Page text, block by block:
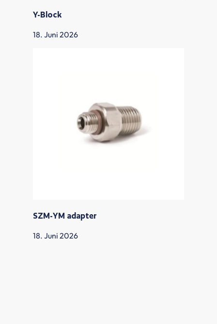
Y-Block
18. Juni 2026
SZM-YM adapter
18. Juni 2026